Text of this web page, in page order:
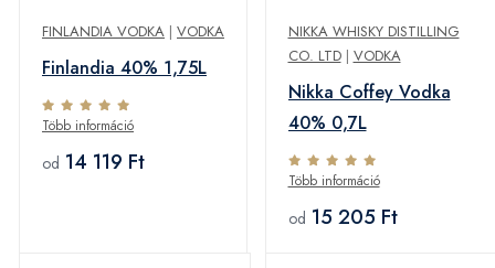
FINLANDIA VODKA | VODKA
Finlandia 40% 1,75L
Több információ
od 14 119 Ft
NIKKA WHISKY DISTILLING
CO. LTD| VODKA
Nikka Coffey Vodka
40% 0,7L
Több információ
od 15 205 Ft